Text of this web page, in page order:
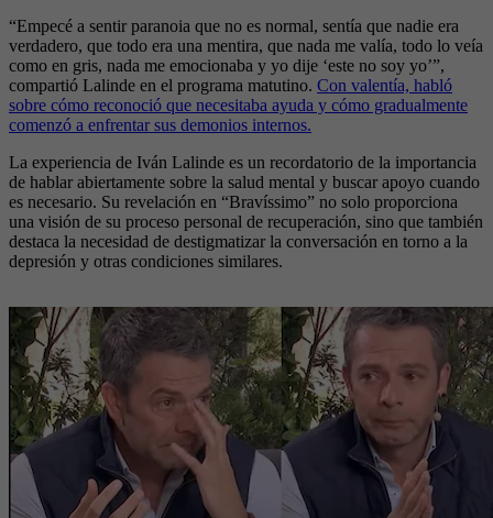
“Empecé a sentir paranoia que no es normal, sentía que nadie era
verdadero, que todo era una mentira, que nada me valía, todo lo veía
como en gris, nada me emocionaba y yo dije ‘este no soy yo’”,
compartió Lalinde en el programa matutino. Con valentía, habló
sobre cómo reconoció que necesitaba ayuda y cómo gradualmente
comenzó a enfrentar sus demonios internos.
La experiencia de Iván Lalinde es un recordatorio de la importancia
de hablar abiertamente sobre la salud mental y buscar apoyo cuando
es necesario. Su revelación en “Bravíssimo” no solo proporciona
una visión de su proceso personal de recuperación, sino que también
destaca la necesidad de destigmatizar la conversación en torno a la
depresión y otras condiciones similares.